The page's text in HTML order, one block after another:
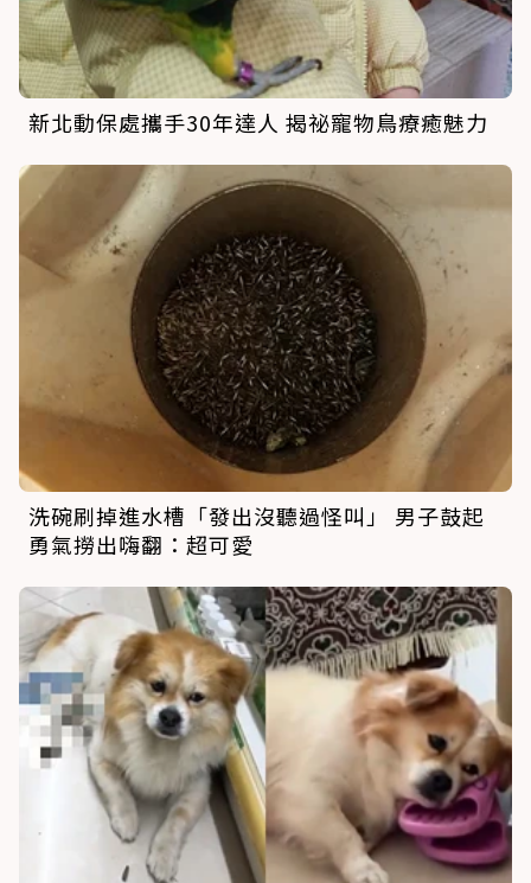
新北動保處攜手30年達人 揭祕寵物鳥療癒魅力
洗碗刷掉進水槽「發出沒聽過怪叫」 男子鼓起
勇氣撈出嗨翻：超可愛